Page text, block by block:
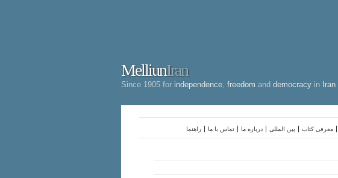
MelliunIran
Since 1905 for independence freedom and democracy in Iran
راهنما تماس با ما درباره ما بین المللی معرفی کتاب